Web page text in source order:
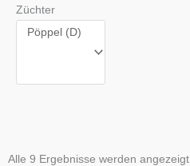
Züchter
Alle 9 Ergebnisse werden angezeigt